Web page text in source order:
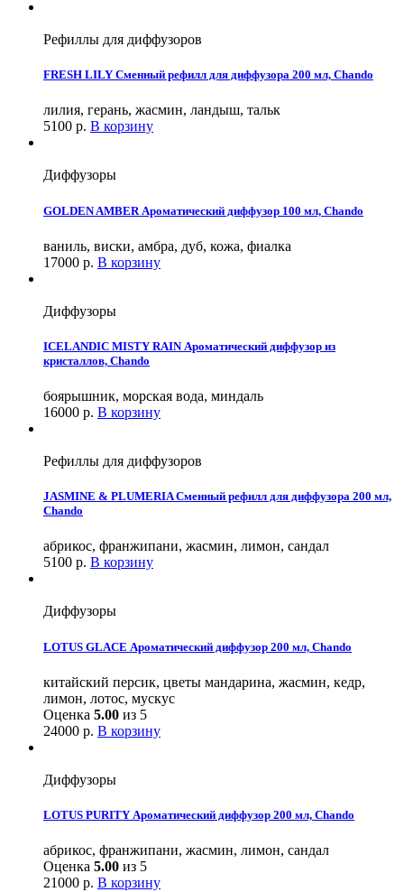
Рефиллы для диффузоров
FRESH LILY Сменный рефилл для диффузора 200 мл, Chando
лилия, герань, жасмин, ландыш, тальк
5100 р. В корзину
Диффузоры
GOLDEN AMBER Ароматический диффузор 100 мл, Chando
ваниль, виски, амбра, дуб, кожа, фиалка
17000 р. В корзину
Диффузоры
ICELANDIC MISTY RAIN Ароматический диффузор из
кристаллов, Chando
боярышник, морская вода, миндаль
16000 р. В корзину
Рефиллы для диффузоров
JASMINE & PLUMERIA Сменный рефилл для диффузора 200 мл,
Chando
абрикос, франжипани, жасмин, лимон, сандал
5100 р. В корзину
Диффузоры
LOTUS GLACE Ароматический диффузор 200 мл, Chando
китайский персик, цветы мандарина, жасмин, кедр,
лимон, лотос, мускус
Оценка 5.00 из 5
24000 р. В корзину
Диффузоры
LOTUS PURITY Ароматический диффузор 200 мл, Chando
абрикос, франжипани, жасмин, лимон, сандал
Оценка 5.00 из 5
21000 р. В корзину